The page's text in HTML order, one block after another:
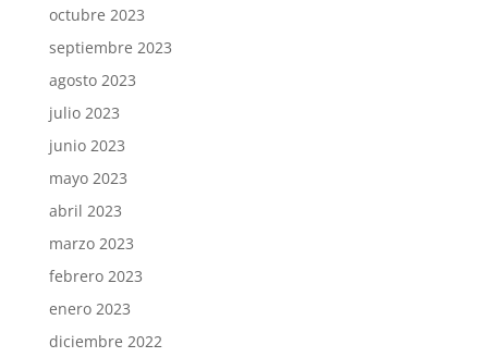
octubre 2023
septiembre 2023
agosto 2023
julio 2023
junio 2023
mayo 2023
abril 2023
marzo 2023
febrero 2023
enero 2023
diciembre 2022